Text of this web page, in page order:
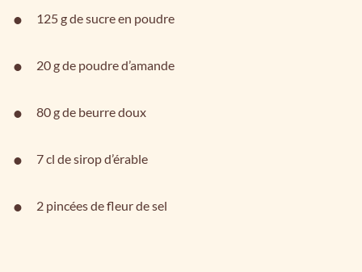
125 g de sucre en poudre
20 g de poudre d’amande
80 g de beurre doux
7 cl de sirop d’érable
2 pincées de fleur de sel